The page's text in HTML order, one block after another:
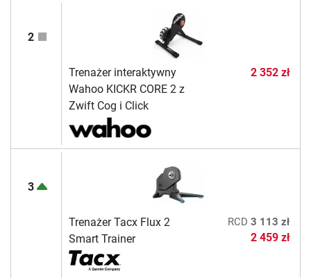
2
Trenażer interaktywny
Wahoo KICKR CORE 2 z
Zwift Cog i Click
2 352 zł
3
Trenażer Tacx Flux 2
Smart Trainer
RCD 3 113 zł
2 459 zł